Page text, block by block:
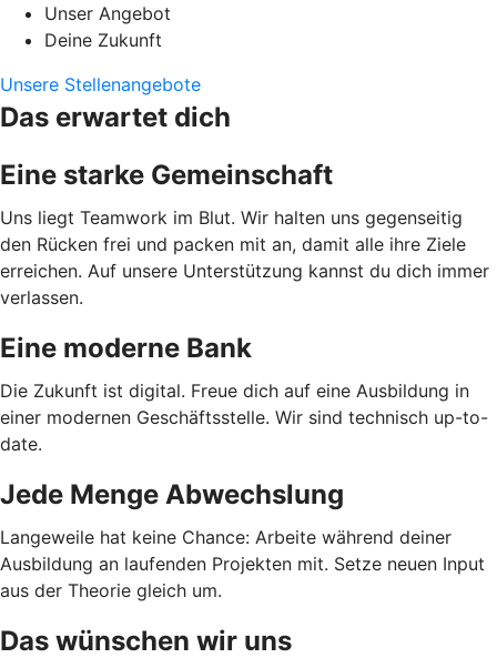
Unser Angebot
Deine Zukunft
Unsere Stellenangebote
Das erwartet dich
Eine starke Gemeinschaft
Uns liegt Teamwork im Blut. Wir halten uns gegenseitig
den Rücken frei und packen mit an, damit alle ihre Ziele
erreichen. Auf unsere Unterstützung kannst du dich immer
verlassen.
Eine moderne Bank
Die Zukunft ist digital. Freue dich auf eine Ausbildung in
einer modernen Geschäftsstelle. Wir sind technisch up-to-
date.
Jede Menge Abwechslung
Langeweile hat keine Chance: Arbeite während deiner
Ausbildung an laufenden Projekten mit. Setze neuen Input
aus der Theorie gleich um.
Das wünschen wir uns